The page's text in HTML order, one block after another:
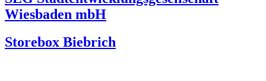
Wiesbaden mbH
Storebox Biebrich